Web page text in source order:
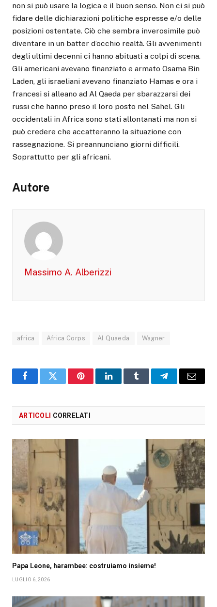
non si può usare la logica e il buon senso. Non ci si può
fidare delle dichiarazioni politiche espresse e/o delle
posizioni ostentate. Ciò che sembra inverosimile può
diventare in un batter d’occhio realtà. Gli avvenimenti
degli ultimi decenni ci hanno abituati a colpi di scena.
Gli americani avevano finanziato e armato Osama Bin
Laden, gli israeliani avevano finanziato Hamas e ora i
francesi si alleano ad Al Qaeda per sbarazzarsi dei
russi che hanno preso il loro posto nel Sahel. Gli
occidentali in Africa sono stati allontanati ma non si
può credere che accatteranno la situazione con
rassegnazione. Si preannunciano giorni difficili.
Soprattutto per gli africani.
Autore
Massimo A. Alberizzi
africa Africa Corps Al Quaeda Wagner
Facebook
X PinterestLinkedInTumblr TelegramEmail
ARTICOLI CORRELATI
Papa Leone, harambee: costruiamo insieme!
LUGLIO 6, 2026